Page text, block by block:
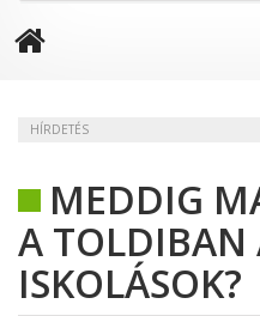
HÍRDETÉS
MEDDIG
A TOLDIBAN
ISKOLÁSOK?